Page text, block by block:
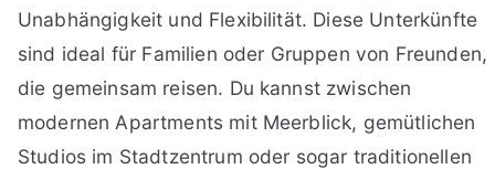
Unabhängigkeit und Flexibilität. Diese Unterkünfte
sind ideal für Familien oder Gruppen von Freunden,
die gemeinsam reisen. Du kannst zwischen
modernen Apartments mit Meerblick, gemütlichen
Studios im Stadtzentrum oder sogar traditionellen